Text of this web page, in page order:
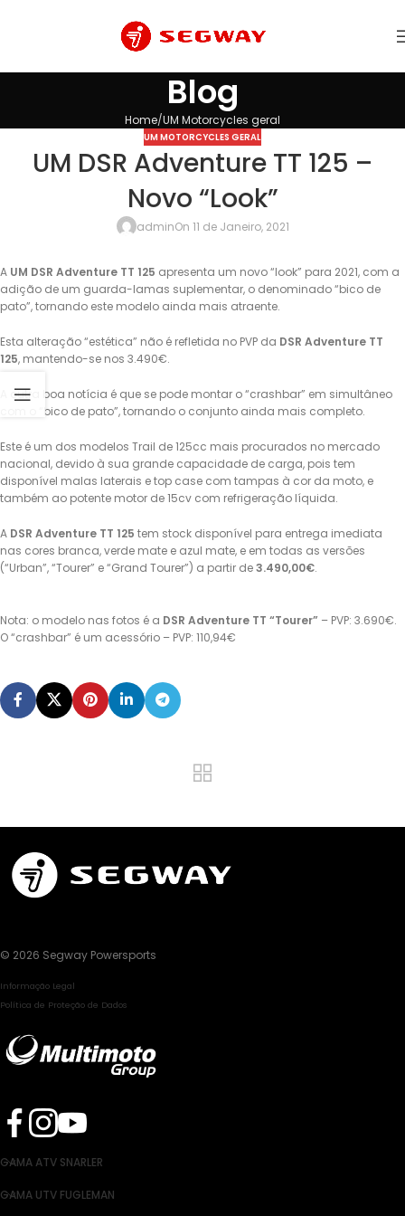
Blog
Home UM Motorcycles geral
UM MOTORCYCLES GERAL
UM DSR Adventure TT 125 –
Novo “Look”
adminOn 11 de Janeiro, 2021
A UM DSR Adventure TT 125 apresenta um novo “look” para 2021, com a
adição de um guarda-lamas suplementar, o denominado “bico de
pato”, tornando este modelo ainda mais atraente.
Esta alteração “estética” não é refletida no PVP da DSR Adventure TT
125, mantendo-se nos 3.490€.
A outra boa notícia é que se pode montar o “crashbar” em simultâneo
com o “bico de pato”, tornando o conjunto ainda mais completo.
Este é um dos modelos Trail de 125cc mais procurados no mercado
nacional, devido à sua grande capacidade de carga, pois tem
disponível malas laterais e top case com tampas à cor da moto, e
também ao potente motor de 15cv com refrigeração líquida.
A DSR Adventure TT 125 tem stock disponível para entrega imediata
nas cores branca, verde mate e azul mate, e em todas as versões
(“Urban”, “Tourer” e “Grand Tourer”) a partir de3.490,00€.
Nota: o modelo nas fotos é a DSR Adventure TT “Tourer” – PVP: 3.690€.
O “crashbar” é um acessório – PVP: 110,94€
© 2026 Segway Powersports
Informação Legal
Política de Proteção de Dados
GAMA ATV SNARLER
GAMA UTV FUGLEMAN